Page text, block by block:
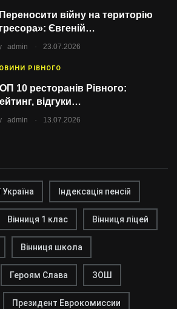
війну на територію
Євгеній…
admin . 23.07.2026
РІВНОГО
10 ресторанів Рівного:
відгуки…
admin . 13.07.2026
Україна Індексація пенсій
Вінниця 1 клас Вінниця ліцей
Вінниця школа
Героям Слава ЗОШ
Президент Еврокомиссии